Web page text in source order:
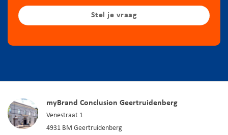
Stel je vraag
myBrand Conclusion Geertruidenberg
Venestraat 1
4931 BM Geertruidenberg